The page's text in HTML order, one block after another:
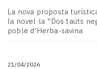
La nova proposta
la novel·la "Dos taüts
poble d'Herba-savina
21/04/2026